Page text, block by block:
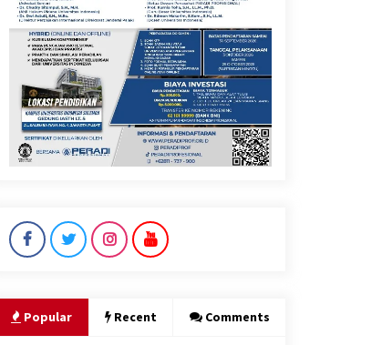
Festival Lembah Baliem
Perkuat Ekonomi Masyarakat
Papua Pegunungan
8 Agustus 2026
8 Agustus 2026
Popular Recent Comments